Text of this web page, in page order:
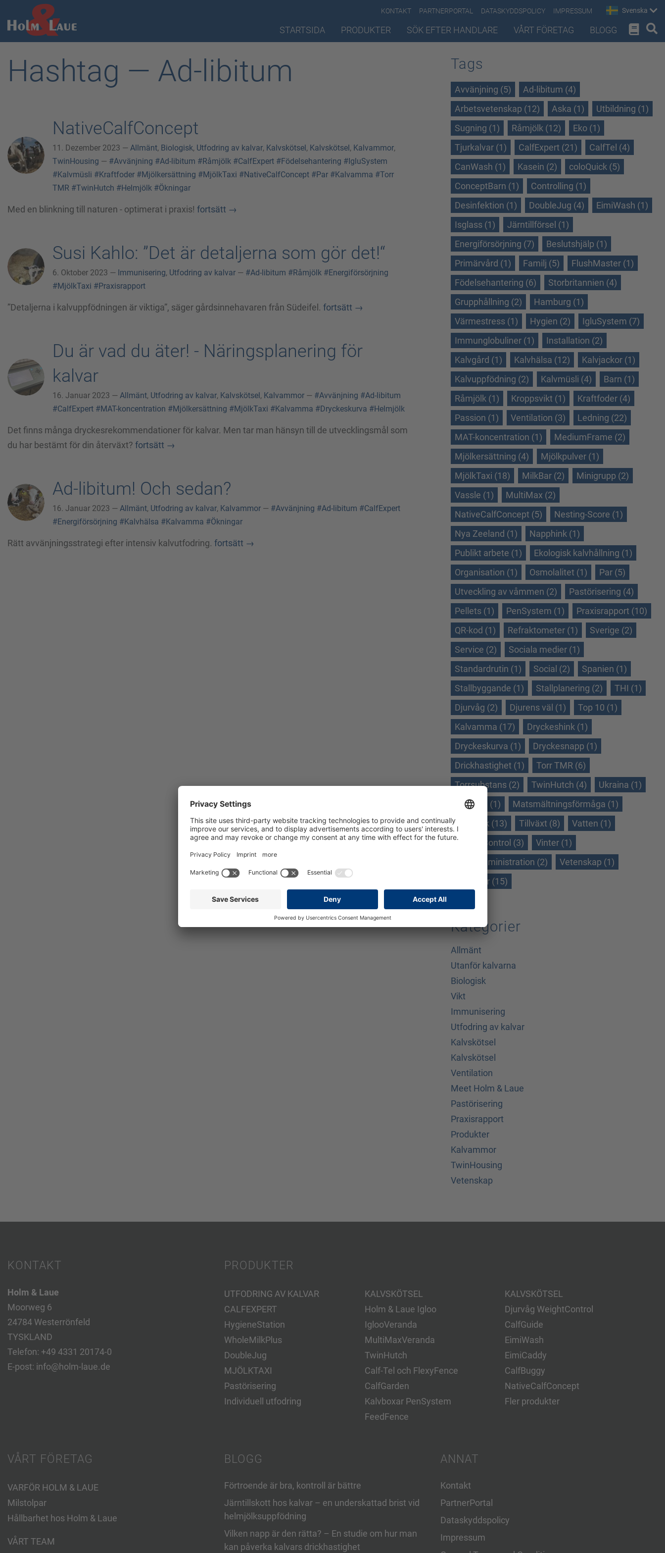
KONTAKT PARTNERPORTAL DATASKYDDSPOLICY IMPRESSUM Svenska
STARTSIDA PRODUKTER SÖK EFTER HANDLARE VÅRT FÖRETAG BLOGG
Hashtag — Ad-libitum
NativeCalfConcept
11. Dezember 2023 — Allmänt, Biologisk, Utfodring av kalvar, Kalvskötsel, Kalvskötsel, Kalvammor,
TwinHousing — #Avvänjning #Ad-libitum #Råmjölk #CalfExpert #Födelsehantering #IgluSystem
#Kalvmüsli #Kraftfoder #Mjölkersättning #MjölkTaxi #NativeCalfConcept #Par #Kalvamma #Torr
TMR #TwinHutch #Helmjölk #Ökningar
Med en blinkning till naturen - optimerat i praxis! fortsätt →
Susi Kahlo: ”Det är detaljerna som gör det!“
6. Oktober 2023 — Immunisering, Utfodring av kalvar — #Ad-libitum #Råmjölk #Energiförsörjning
#MjölkTaxi #Praxisrapport
”Detaljerna i kalvuppfödningen är viktiga”, säger gårdsinnehavaren från Südeifel. fortsätt →
Du är vad du äter! - Näringsplanering för
kalvar
16. Januar 2023 — Allmänt, Utfodring av kalvar, Kalvskötsel, Kalvammor — #Avvänjning #Ad-libitum
#CalfExpert #MAT-koncentration #Mjölkersättning #MjölkTaxi #Kalvamma #Dryckeskurva #Helmjölk
Det finns många dryckesrekommendationer för kalvar. Men tar man hänsyn till de utvecklingsmål som
du har bestämt för din återväxt? fortsätt →
Ad-libitum! Och sedan?
16. Januar 2023 — Allmänt, Utfodring av kalvar, Kalvammor — #Avvänjning #Ad-libitum #CalfExpert
#Energiförsörjning #Kalvhälsa #Kalvamma #Ökningar
Rätt avvänjningsstrategi efter intensiv kalvutfodring. fortsätt →
Tags
Avvänjning (5)
Ad-libitum (4)
Arbetsvetenskap (12)
Aska (1)
Utbildning (1)
Sugning (1)
Råmjölk (12)
Eko (1)
Tjurkalvar (1)
CalfExpert (21)
CalfTel (4)
CanWash (1)
Kasein (2)
coloQuick (5)
ConceptBarn (1)
Controlling (1)
Desinfektion (1)
DoubleJug (4)
EimiWash (1)
Isglass (1)
Järntillförsel (1)
Energiförsörjning (7)
Beslutshjälp (1)
Primärvård (1)
Familj (5)
FlushMaster (1)
Födelsehantering (6)
Storbritannien (4)
Grupphållning (2)
Hamburg (1)
Värmestress (1)
Hygien (2)
IgluSystem (7)
Immunglobuliner (1)
Installation (2)
Kalvgård (1)
Kalvhälsa (12)
Kalvjackor (1)
Kalvuppfödning (2)
Kalvmüsli (4)
Barn (1)
Råmjölk (1)
Kroppsvikt (1)
Kraftfoder (4)
Passion (1)
Ventilation (3)
Ledning (22)
MAT-koncentration (1)
MediumFrame (2)
Mjölkersättning (4)
Mjölkpulver (1)
MjölkTaxi (18)
MilkBar (2)
Minigrupp (2)
Vassle (1)
MultiMax (2)
NativeCalfConcept (5)
Nesting-Score (1)
Nya Zeeland (1)
Napphink (1)
Publikt arbete (1)
Ekologisk kalvhållning (1)
Organisation (1)
Osmolalitet (1)
Par (5)
Utveckling av våmmen (2)
Pastörisering (4)
Pellets (1)
PenSystem (1)
Praxisrapport (10)
QR-kod (1)
Refraktometer (1)
Sverige (2)
Service (2)
Sociala medier (1)
Standardrutin (1)
Social (2)
Spanien (1)
Stallbyggande (1)
Stallplanering (2)
THI (1)
Djurvåg (2)
Djurens väl (1)
Top 10 (1)
Kalvamma (17)
Dryckeshink (1)
Dryckeskurva (1)
Dryckesnapp (1)
Drickhastighet (1)
Torr TMR (6)
Torrsubstans (2)
TwinHutch (4)
Ukraina (1)
Veranda (1)
Matsmältningsförmåga (1)
Helmjölk (13)
Tillväxt (8)
Vatten (1)
WeightControl (3)
Vinter (1)
Vinteradministration (2)
Vetenskap (1)
Ökningar (15)
Kategorier
Allmänt
Utanför kalvarna
Biologisk
Vikt
Immunisering
Utfodring av kalvar
Kalvskötsel
Kalvskötsel
Ventilation
Meet Holm & Laue
Pastörisering
Praxisrapport
Produkter
Kalvammor
TwinHousing
Vetenskap
KONTAKT
Holm & Laue
Moorweg 6
24784 Westerrönfeld
TYSKLAND
Telefon: +49 4331 20174-0
E-post: info@holm-laue.de
PRODUKTER
UTFODRING AV KALVAR
CALFEXPERT
HygieneStation
WholeMilkPlus
DoubleJug
MJÖLKTAXI
Pastörisering
Individuell utfodring
KALVSKÖTSEL
Holm & Laue Igloo
IglooVeranda
MultiMaxVeranda
TwinHutch
Calf-Tel och FlexyFence
CalfGarden
Kalvboxar PenSystem
FeedFence
KALVSKÖTSEL
Djurvåg WeightControl
CalfGuide
EimiWash
EimiCaddy
CalfBuggy
NativeCalfConcept
Fler produkter
VÅRT FÖRETAG
VARFÖR HOLM & LAUE
Milstolpar
Hållbarhet hos Holm & Laue
VÅRT TEAM
BLOGG
Förtroende är bra, kontroll är bättre
Järntillskott hos kalvar – en underskattad brist vid
helmjölksuppfödning
Vilken napp är den rätta? – En studie om hur man
kan påverka kalvars drickhastighet
ANNAT
Kontakt
PartnerPortal
Dataskyddspolicy
Impressum